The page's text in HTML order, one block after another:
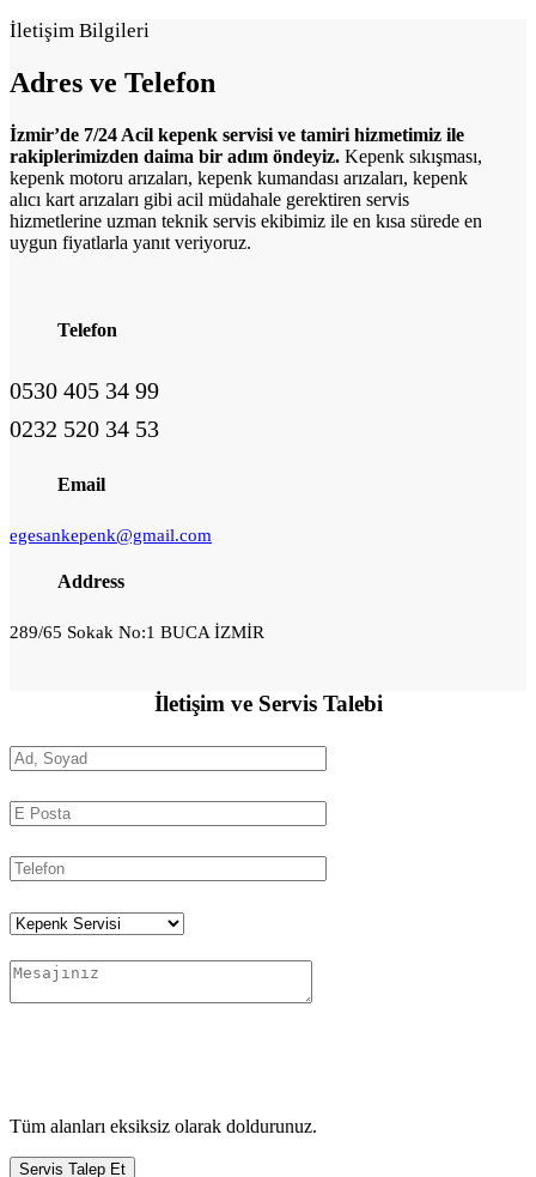
İletişim Bilgileri
Adres ve Telefon
İzmir’de 7/24 Acil kepenk servisi ve tamiri hizmetimiz ile
rakiplerimizden daima bir adım öndeyiz. Kepenk sıkışması,
kepenk motoru arızaları, kepenk kumandası arızaları, kepenk
alıcı kart arızaları gibi acil müdahale gerektiren servis
hizmetlerine uzman teknik servis ekibimiz ile en kısa sürede en
uygun fiyatlarla yanıt veriyoruz.
Telefon
0530 405 34 99
0232 520 34 53
Email
egesankepenk@gmail.com
Address
289/65 Sokak No:1 BUCA İZMİR
İletişim ve Servis Talebi
Tüm alanları eksiksiz olarak doldurunuz.